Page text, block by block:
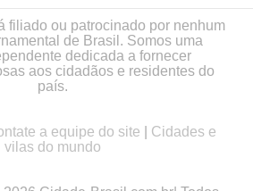
filiado ou patrocinado por nenhum
de Brasil. Somos uma
dedicada a fornecer
aos cidadãos e residentes do
país.
a equipe do site
Cidades e
vilas do mundo